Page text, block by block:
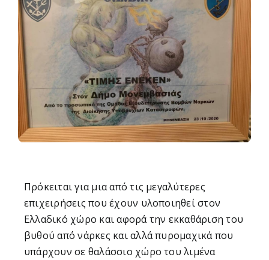
Πρόγραμμα
2024-28
Νέα
Πρόκειται για μια από τις μεγαλύτερες
επιχειρήσεις που έχουν υλοποιηθεί στον
Ελλαδικό χώρο και αφορά την εκκαθάριση του
βυθού από νάρκες και αλλά πυρομαχικά που
υπάρχουν σε θαλάσσιο χώρο του λιμένα